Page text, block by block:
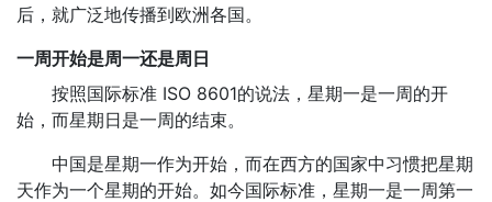
后，就广泛地传播到欧洲各国。
一周开始是周一还是周日
按照国际标准 ISO 8601的说法，星期一是一周的开
始，而星期日是一周的结束。
中国是星期一作为开始，而在西方的国家中习惯把星期
天作为一个星期的开始。如今国际标准，星期一是一周第一